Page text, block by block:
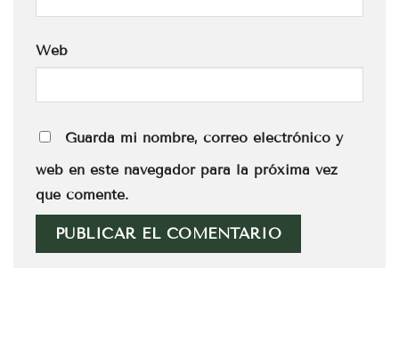
Web
Guarda mi nombre, correo electrónico y
web en este navegador para la próxima vez
que comente.